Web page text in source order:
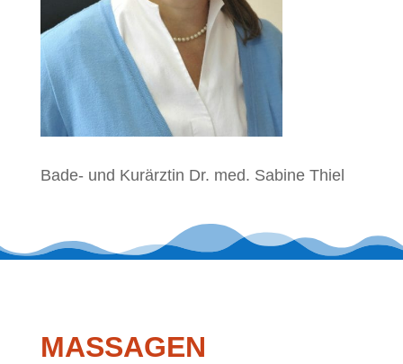
Bade- und Kur­ärz­tin Dr. med. Sa­bi­ne Thiel
MAS­SA­GEN